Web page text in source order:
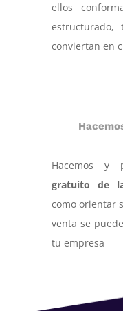
ellos
conviertan en
Hacemos y
gratuito de
como orientar
venta se
tu empresa